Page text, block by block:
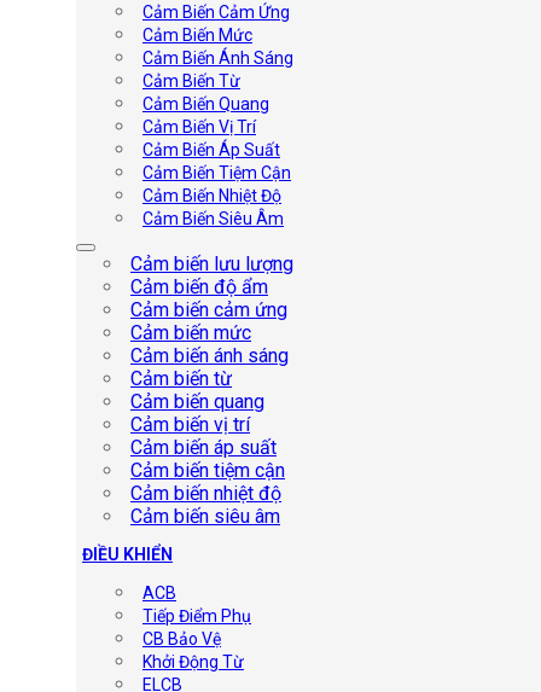
Cảm Biến Cảm Ứng
Cảm Biến Mức
Cảm Biến Ánh Sáng
Cảm Biến Từ
Cảm Biến Quang
Cảm Biến Vị Trí
Cảm Biến Áp Suất
Cảm Biến Tiệm Cận
Cảm Biến Nhiệt Độ
Cảm Biến Siêu Âm
Cảm biến lưu lượng
Cảm biến độ ẩm
Cảm biến cảm ứng
Cảm biến mức
Cảm biến ánh sáng
Cảm biến từ
Cảm biến quang
Cảm biến vị trí
Cảm biến áp suất
Cảm biến tiệm cận
Cảm biến nhiệt độ
Cảm biến siêu âm
ĐIỀU KHIỂN
ACB
Tiếp Điểm Phụ
CB Bảo Vệ
Khởi Động Từ
ELCB